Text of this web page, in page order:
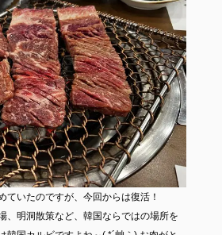
ていたのですが、今回からは復活！
、明洞散策など、韓国ならではの場所を